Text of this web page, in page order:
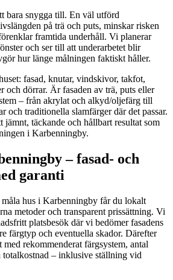
bara snygga till. En väl utförd
på trä och puts, minskar risken
framtida underhåll. Vi planerar
och ser till att underarbetet blir
hur länge målningen faktiskt håller.
fasad, knutar, vindskivor, takfot,
och dörrar. Är fasaden av trä, puts eller
– från akrylat och alkyd/oljefärg till
och traditionella slamfärger där det passar.
jämnt, täckande och hållbart resultat som
i Karbenningby.
– fasad- och
garanti
hus i Karbenningby får du lokalt
metoder och transparent prissättning. Vi
platsbesök där vi bedömer fasadens
färgtyp och eventuella skador. Därefter
rekommenderat färgsystem, antal
– inklusive ställning vid